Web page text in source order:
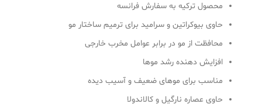
محصول ترکیه به سفارش فرانسه
حاوی بیوکراتین و سرامید برای ترمیم ساختار مو
محافظت از مو در برابر عوامل مخرب خارجی
افزایش دهنده رشد موها
مناسب برای موهای ضعیف و آسیب دیده
حاوی عصاره نارگیل و کالاندولا